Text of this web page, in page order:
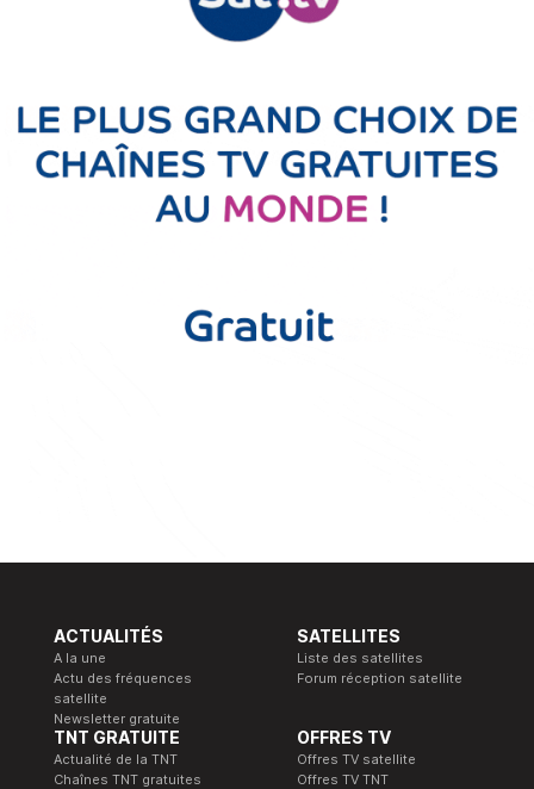
ACTUALITÉS
A la une
Actu des fréquences
satellite
Newsletter gratuite
SATELLITES
Liste des satellites
Forum réception satellite
TNT GRATUITE
Actualité de la TNT
Chaînes TNT gratuites
OFFRES TV
Offres TV satellite
Offres TV TNT